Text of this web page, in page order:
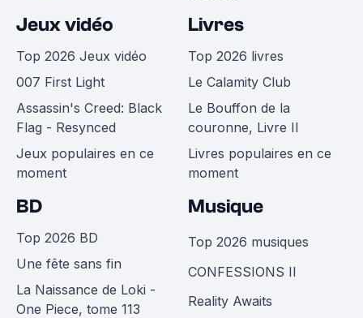
Jeux vidéo
Top 2026 Jeux vidéo
007 First Light
Assassin's Creed: Black
Flag - Resynced
Jeux populaires en ce
moment
Livres
Top 2026 livres
Le Calamity Club
Le Bouffon de la
couronne, Livre II
Livres populaires en ce
moment
BD
Top 2026 BD
Une fête sans fin
La Naissance de Loki -
One Piece, tome 113
Musique
Top 2026 musiques
CONFESSIONS II
Reality Awaits